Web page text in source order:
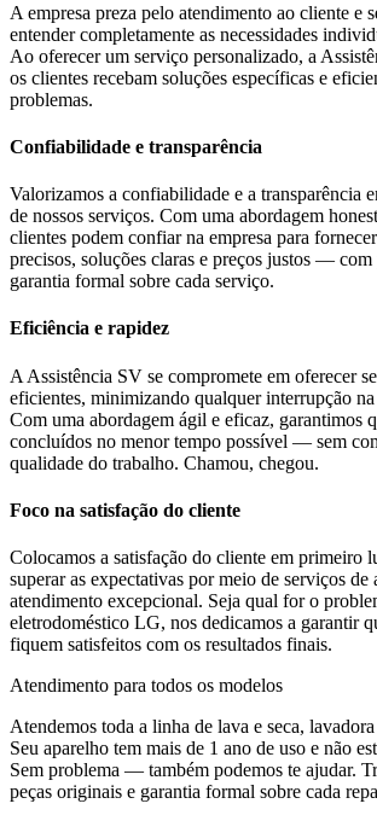
A empresa preza pelo atendimento ao cliente e
entender completamente as necessidades
Ao oferecer um serviço personalizado, a
os clientes recebam soluções específicas e
problemas.
Confiabilidade e transparência
Valorizamos a confiabilidade e a transparência
de nossos serviços. Com uma abordagem
clientes podem confiar na empresa para
precisos, soluções claras e preços justos — com
garantia formal sobre cada serviço.
Eficiência e rapidez
A Assistência SV se compromete em oferecer
eficientes, minimizando qualquer interrupção
Com uma abordagem ágil e eficaz, garantimos
concluídos no menor tempo possível — sem
qualidade do trabalho. Chamou, chegou.
Foco na satisfação do cliente
Colocamos a satisfação do cliente em primeiro
superar as expectativas por meio de serviços de
atendimento excepcional. Seja qual for o
eletrodoméstico LG, nos dedicamos a garantir
fiquem satisfeitos com os resultados finais.
Atendimento para todos os modelos
Atendemos toda a linha de lava e seca, lavadora
Seu aparelho tem mais de 1 ano de uso e não
Sem problema — também podemos te ajudar.
peças originais e garantia formal sobre cada